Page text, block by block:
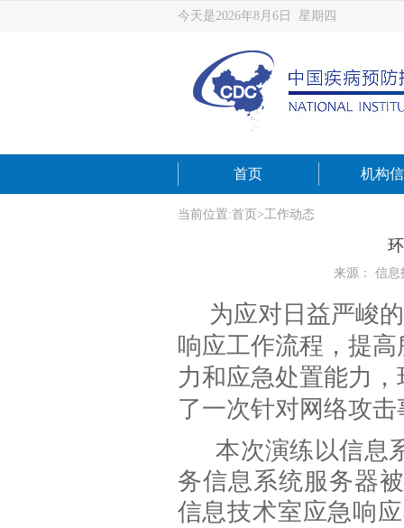
今天是2026年8月6日 星期四
首页 机构
当前位置:首页 >工作动态
来源： 信息
为应对日益严峻
响应工作流程，提
力和应急处置能力
了一次针对网络攻
本次演练以信息
务信息系统服务器
信息技术室应急响